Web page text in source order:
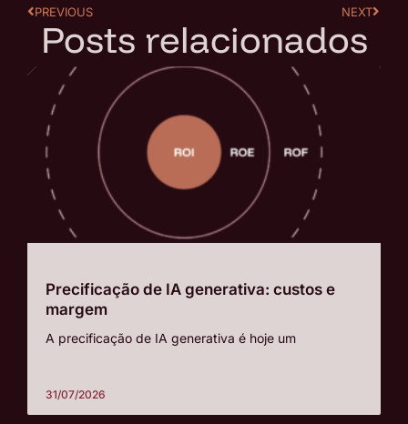
PREVIOUS NEXT
Posts relacionados
Precificação de IA generativa: custos e
margem
A precificação de IA generativa é hoje um
31/07/2026